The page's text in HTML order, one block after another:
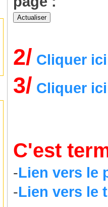
2/ Cliquer
3/ Cliquer
C'est
-Lien vers le
-Lien vers le